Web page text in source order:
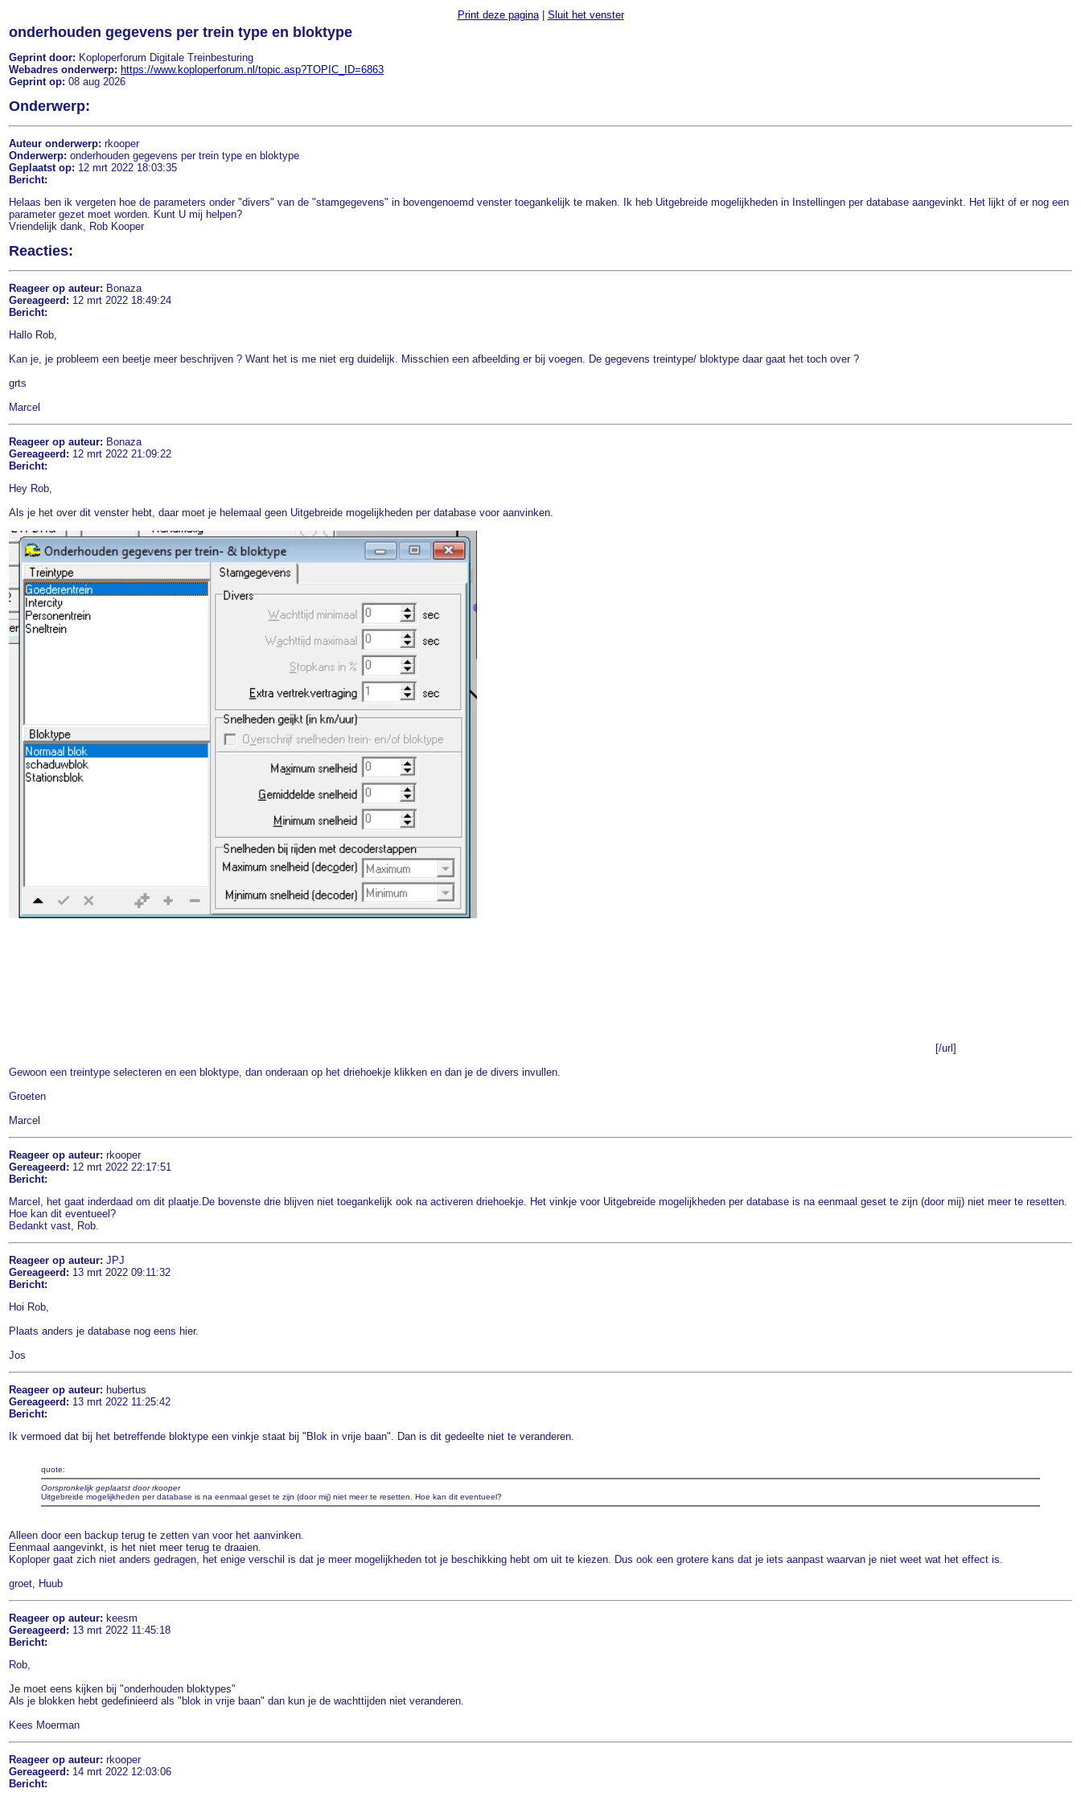
Print deze pagina| Sluit het venster
onderhouden gegevens per trein type en bloktype
Geprint door: Koploperforum Digitale Treinbesturing
Webadres onderwerp: https://www.koploperforum.nl/topic.asp?TOPIC_ID=6863
Geprint op: 08 aug 2026
Onderwerp:
Auteur onderwerp: rkooper
Onderwerp: onderhouden gegevens per trein type en bloktype
Geplaatst op: 12 mrt 2022 18:03:35
Bericht:
Helaas ben ik vergeten hoe de parameters onder "divers" van de "stamgegevens" in bovengenoemd venster toegankelijk te maken. Ik heb Uitgebreide mogelijkheden in Instellingen per database aangevinkt. Het lijkt of er nog een
parameter gezet moet worden. Kunt U mij helpen?
Vriendelijk dank, Rob Kooper
Reacties:
Reageer op auteur: Bonaza
Gereageerd: 12 mrt 2022 18:49:24
Bericht:
Hallo Rob,
Kan je, je probleem een beetje meer beschrijven ? Want het is me niet erg duidelijk. Misschien een afbeelding er bij voegen. De gegevens treintype/ bloktype daar gaat het toch over ?
grts
Marcel
Reageer op auteur: Bonaza
Gereageerd: 12 mrt 2022 21:09:22
Bericht:
Hey Rob,
Als je het over dit venster hebt, daar moet je helemaal geen Uitgebreide mogelijkheden per database voor aanvinken.
[/url]
Gewoon een treintype selecteren en een bloktype, dan onderaan op het driehoekje klikken en dan je de divers invullen.
Groeten
Marcel
Reageer op auteur: rkooper
Gereageerd: 12 mrt 2022 22:17:51
Bericht:
Marcel, het gaat inderdaad om dit plaatje.De bovenste drie blijven niet toegankelijk ook na activeren driehoekje. Het vinkje voor Uitgebreide mogelijkheden per database is na eenmaal geset te zijn (door mij) niet meer te resetten.
Hoe kan dit eventueel?
Bedankt vast, Rob.
Reageer op auteur: JPJ
Gereageerd: 13 mrt 2022 09:11:32
Bericht:
Hoi Rob,
Plaats anders je database nog eens hier.
Jos
Reageer op auteur: hubertus
Gereageerd: 13 mrt 2022 11:25:42
Bericht:
Ik vermoed dat bij het betreffende bloktype een vinkje staat bij "Blok in vrije baan". Dan is dit gedeelte niet te veranderen.
quote:
Oorspronkelijk geplaatst door rkooper
Uitgebreide mogelijkheden per database is na eenmaal geset te zijn (door mij) niet meer te resetten. Hoe kan dit eventueel?
Alleen door een backup terug te zetten van voor het aanvinken.
Eenmaal aangevinkt, is het niet meer terug te draaien.
Koploper gaat zich niet anders gedragen, het enige verschil is dat je meer mogelijkheden tot je beschikking hebt om uit te kiezen. Dus ook een grotere kans dat je iets aanpast waarvan je niet weet wat het effect is.
groet, Huub
Reageer op auteur: keesm
Gereageerd: 13 mrt 2022 11:45:18
Bericht:
Rob,
Je moet eens kijken bij "onderhouden bloktypes"
Als je blokken hebt gedefinieerd als "blok in vrije baan" dan kun je de wachttijden niet veranderen.
Kees Moerman
Reageer op auteur: rkooper
Gereageerd: 14 mrt 2022 12:03:06
Bericht: